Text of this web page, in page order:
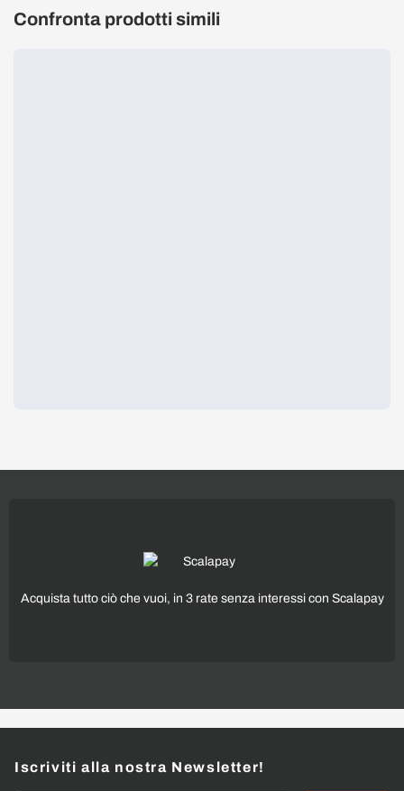
Confronta prodotti simili
Acquista tutto ciò che vuoi, in 3 rate senza interessi con Scalapay
Iscriviti alla nostra Newsletter!